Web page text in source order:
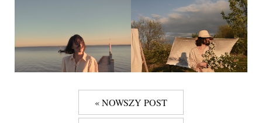
« NOWSZY POST